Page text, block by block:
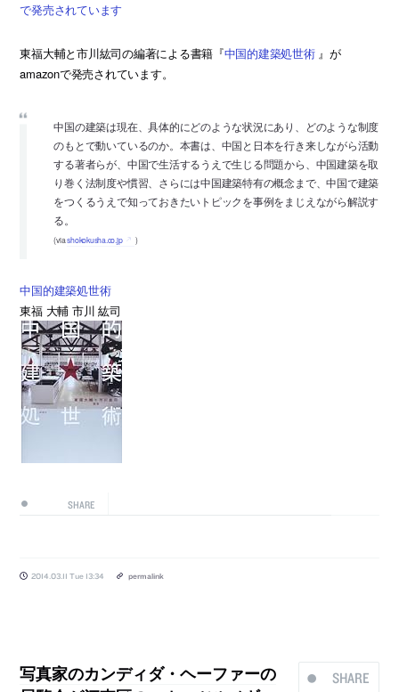
で発売されています
東福大輔と市川紘司の編著による書籍『中国的建築処世術 』が
amazonで発売されています。
中国の建築は現在、具体的にどのような状況にあり、どのような制度
のもとで動いているのか。本書は、中国と日本を行き来しながら活動
する著者らが、中国で生活するうえで生じる問題から、中国建築を取
り巻く法制度や慣習、さらには中国建築特有の概念まで、中国で建築
をつくるうえで知っておきたいトピックを事例をまじえながら解説す
る。
(viashokokusha.co.jp )
中国的建築処世術
東福 大輔 市川 紘司
SHARE
2014.03.11 Tue 13:34 permalink
SHARE
写真家のカンディダ・ヘーファーの